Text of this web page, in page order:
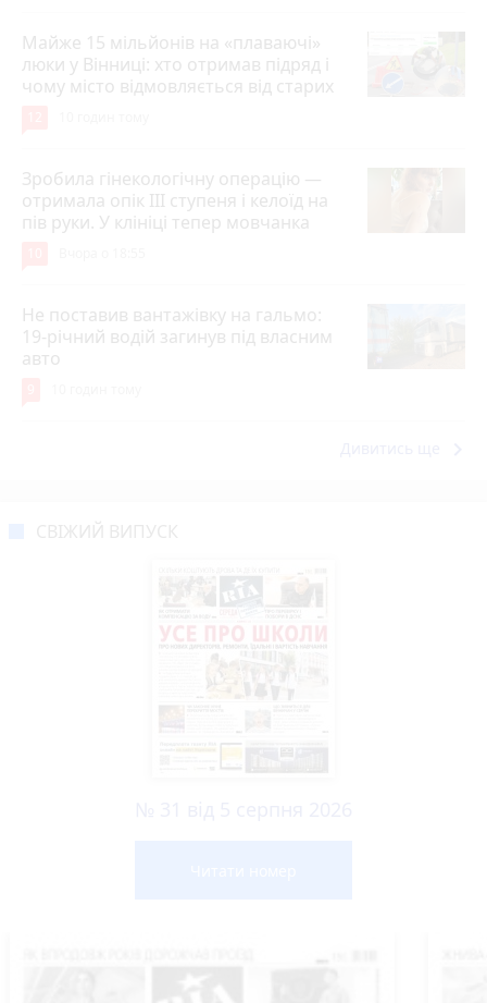
Майже 15 мільйонів на «плаваючі»
люки у Вінниці: хто отримав підряд і
чому місто відмовляється від старих
Зробила гінекологічну операцію —
отримала опік ІІІ ступеня і келоїд на
пів руки. У клініці тепер мовчанка
Не поставив вантажівку на гальмо:
19-річний водій загинув під власним
авто